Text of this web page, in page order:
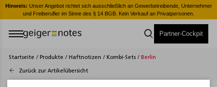
Hinweis: Unser Angebot richtet sich ausschließlich an Gewerbetreibende, Unternehmer
und Freiberufler im Sinne des § 14 BGB. Kein Verkauf an Privatpersonen.
Partner-Cockpit
Startseite / Produkte / Haftnotizen / Kombi-Sets / Berlin
Zurück zur Artikelübersicht